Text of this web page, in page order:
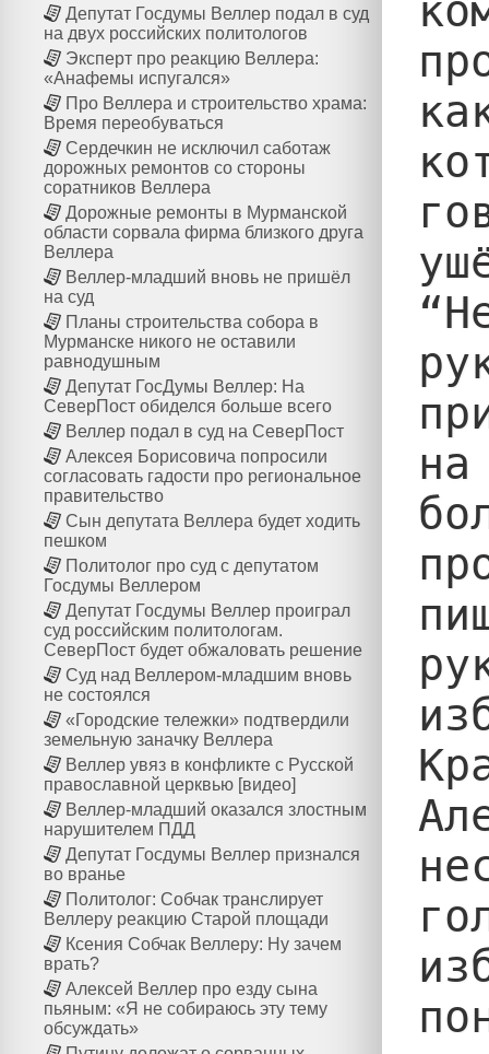
Депутат Госдумы Веллер подал в суд
на двух российских политологов
Эксперт про реакцию Веллера:
«Анафемы испугался»
Про Веллера и строительство храма:
Время переобуваться
Сердечкин не исключил саботаж
дорожных ремонтов со стороны
соратников Веллера
Дорожные ремонты в Мурманской
области сорвала фирма близкого друга
Веллера
Веллер-младший вновь не пришёл
на суд
Планы строительства собора в
Мурманске никого не оставили
равнодушным
Депутат ГосДумы Веллер: На
СеверПост обиделся больше всего
Веллер подал в суд на СеверПост
Алексея Борисовича попросили
согласовать гадости про региональное
правительство
Сын депутата Веллера будет ходить
пешком
Политолог про суд с депутатом
Госдумы Веллером
Депутат Госдумы Веллер проиграл
суд российским политологам.
СеверПост будет обжаловать решение
Суд над Веллером-младшим вновь
не состоялся
«Городские тележки» подтвердили
земельную заначку Веллера
Веллер увяз в конфликте с Русской
православной церквью [видео]
Веллер-младший оказался злостным
нарушителем ПДД
Депутат Госдумы Веллер признался
во вранье
Политолог: Собчак транслирует
Веллеру реакцию Старой площади
Ксения Собчак Веллеру: Ну зачем
врать?
Алексей Веллер про езду сына
пьяным: «Я не собираюсь эту тему
обсуждать»
на